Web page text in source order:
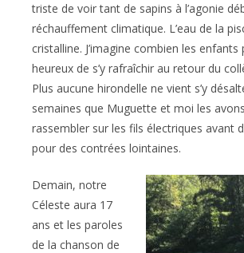
triste de voir tant de sapins à l’agonie
réchauffement climatique. L’eau de la
cristalline. J’imagine combien les
heureux de s’y rafraîchir au retour du
Plus aucune hirondelle ne vient s’y
semaines que Muguette et moi les
rassembler sur les fils électriques avant
pour des contrées lointaines.
Demain, notre
Céleste aura 17
ans et les paroles
de la chanson de